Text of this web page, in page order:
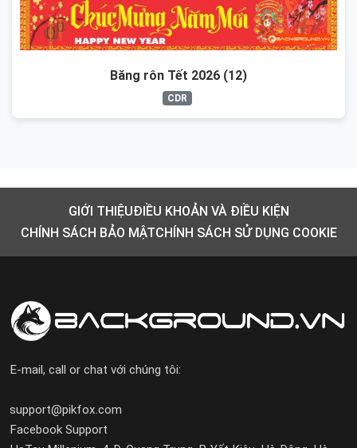
Băng rôn Tết 2026 (12)
CDR
GIỚI THIỆUĐIỀU KHOẢN VÀ ĐIỀU KIỆN
CHÍNH SÁCH BẢO MẬTCHÍNH SÁCH SỬ DỤNG COOKIE
E-mail, call or chat với chúng tôi:
support@pikfox.com
Facebook Support